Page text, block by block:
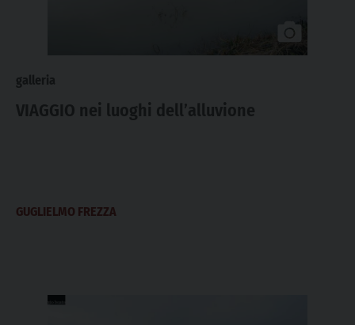
galleria
VIAGGIO nei luoghi dell’alluvione
GUGLIELMO FREZZA